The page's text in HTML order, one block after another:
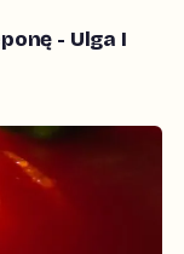
- Ulga I